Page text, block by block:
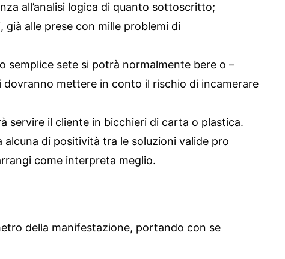
all’analisi logica di quanto sottoscritto;
alle prese con mille problemi di
semplice sete si potrà normalmente bere o –
dovranno mettere in conto il rischio di incamerare
servire il cliente in bicchieri di carta o plastica.
di positività tra le soluzioni valide pro
come interpreta meglio.
della manifestazione, portando con se